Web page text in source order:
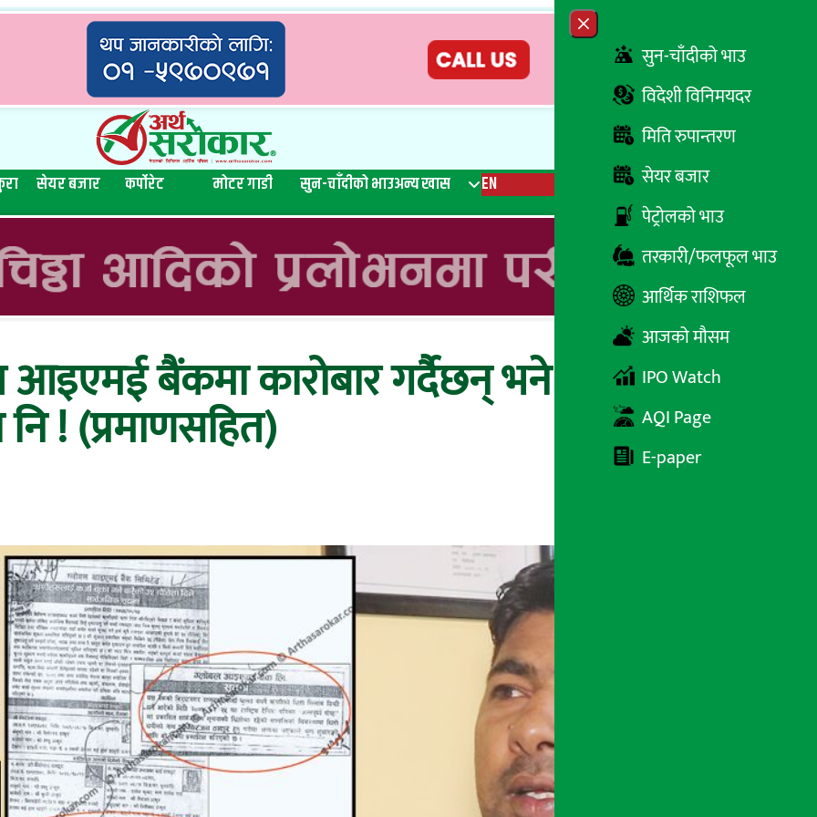
Close menu
सुन-चाँदीको भाउ
विदेशी विनिमयदर
मिति रुपान्तरण
सेयर बजार
पेट्रोलको भाउ
तरकारी/फलफूल भाउ
आर्थिक राशिफल
आजको मौसम
IPO Watch
AQI Page
E-paper
सेयर बजार कर्पोरेट मोटर गाडी सुन-चाँदीको भाउअन्य खास EN रेडियो
आइएमई बैंकमा कारोबार गर्दैछन् भने होसियार !
! (प्रमाणसहित)